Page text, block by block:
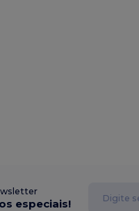
especiais!